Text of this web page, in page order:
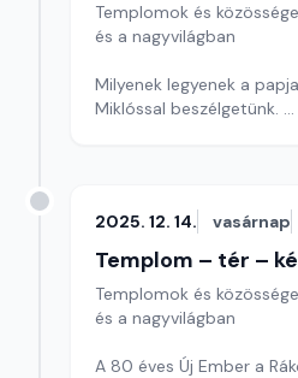
Templomok és
és a nagyvilágban
Milyenek legyenek a
Miklóssal beszélgetünk.
2025. 12. 14. vasárnap
Templom – tér –
Templomok és
és a nagyvilágban
A 80 éves Új Ember a